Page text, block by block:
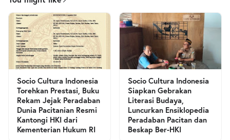
Socio Cultura Indonesia
Torehkan Prestasi, Buku
Rekam Jejak Peradaban
Dunia Pacitanian Resmi
Kantongi HKI dari
Kementerian Hukum RI
Socio Cultura Indonesia
Siapkan Gebrakan
Literasi Budaya,
Luncurkan Ensiklopedia
Peradaban Pacitan dan
Beskap Ber-HKI